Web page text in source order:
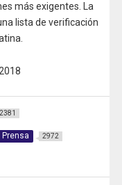
más exigentes. La
lista de verificación
2381
Prensa 2972